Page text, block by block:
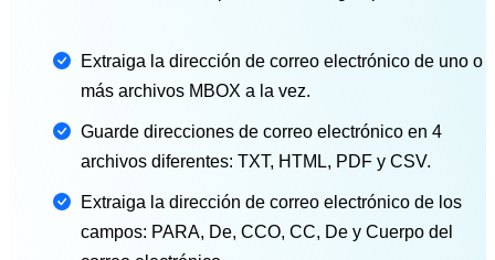
Extraiga la dirección de correo electrónico de uno o
más archivos MBOX a la vez.
Guarde direcciones de correo electrónico en 4
archivos diferentes: TXT, HTML, PDF y CSV.
Extraiga la dirección de correo electrónico de los
campos: PARA, De, CCO, CC, De y Cuerpo del